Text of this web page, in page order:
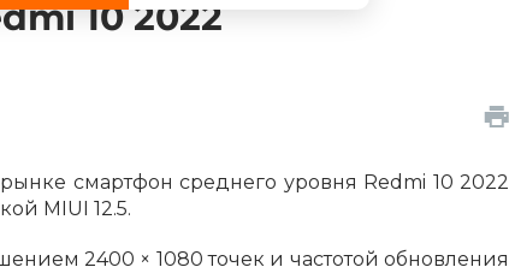
10 2022
смартфон среднего уровня Redmi 10 2022
MIUI 12.5.
2400 × 1080 точек и частотой обновления